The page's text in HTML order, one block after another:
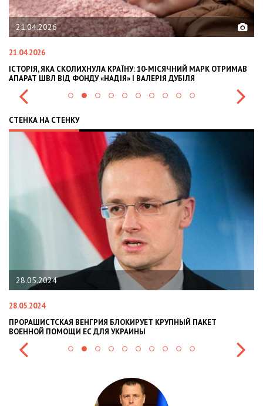
21.04.2026
21.04.2026
ІСТОРІЯ, ЯКА СКОЛИХНУЛА КРАЇНУ: 10-МІСЯЧНИЙ МАРК ОТРИМАВ
АПАРАТ ШВЛ ВІД ФОНДУ «НАДІЯ» І ВАЛЕРІЯ ДУБІЛЯ
СТЕНКА НА СТЕНКУ
28.05.2024
28.05.2024
ПРОРАШИСТСКАЯ ВЕНГРИЯ БЛОКИРУЕТ КРУПНЫЙ ПАКЕТ
ВОЕННОЙ ПОМОЩИ ЕС ДЛЯ УКРАИНЫ